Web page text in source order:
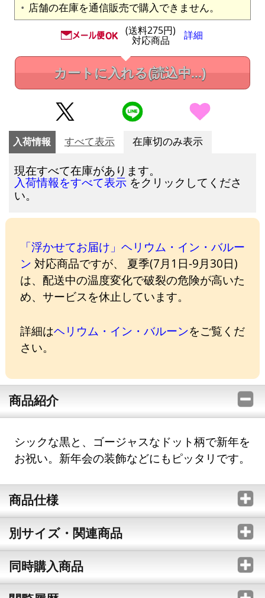
店舗の在庫を通信販売で購入できません。
(送料275円)
対応商品 詳細
カートに入れる(読込中...)
入荷情報 すべて表示 在庫切のみ表示
現在すべて在庫があります。
入荷情報をすべて表示 をクリックしてくださ
い。
「浮かせてお届け」ヘリウム・イン・バルー
ン 対応商品ですが、 夏季(7月1日-9月30日)
は、配送中の温度変化で破裂の危険が高いた
め、サービスを休止しています。
詳細はヘリウム・イン・バルーンをご覧くだ
さい。
商品紹介
シックな黒と、ゴージャスなドット柄で新年を
お祝い。新年会の装飾などにもピッタリです。
商品仕様
別サイズ・関連商品
同時購入商品